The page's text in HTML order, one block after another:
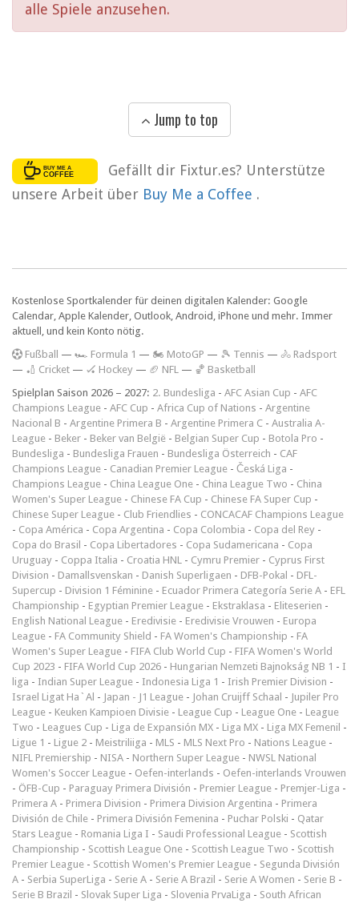
alle Spiele anzusehen.
Jump to top
Gefällt dir Fixtur.es? Unterstütze
unsere Arbeit über Buy Me a Coffee .
Kostenlose Sportkalender für deinen digitalen Kalender: Google
Calendar, Apple Kalender, Outlook, Android, iPhone und mehr. Immer
aktuell, und kein Konto nötig.
Fußball — 🏎️ Formula 1 — 🏍 MotoGP — 🎾 Tennis — 🚴 Radsport
— 🏏 Cricket — 🏑 Hockey — 🏈 NFL — 🏀 Basketball
Spielplan Saison 2026 – 2027: 2. Bundesliga - AFC Asian Cup - AFC
Champions League - AFC Cup - Africa Cup of Nations - Argentine
Nacional B - Argentine Primera B - Argentine Primera C - Australia A-
League - Beker - Beker van België - Belgian Super Cup - Botola Pro -
Bundesliga - Bundesliga Frauen - Bundesliga Österreich - CAF
Champions League - Canadian Premier League - Česká Liga -
Champions League - China League One - China League Two - China
Women's Super League - Chinese FA Cup - Chinese FA Super Cup -
Chinese Super League - Club Friendlies - CONCACAF Champions League
- Copa América - Copa Argentina - Copa Colombia - Copa del Rey -
Copa do Brasil - Copa Libertadores - Copa Sudamericana - Copa
Uruguay - Coppa Italia - Croatia HNL - Cymru Premier - Cyprus First
Division - Damallsvenskan - Danish Superligaen - DFB-Pokal - DFL-
Supercup - Division 1 Féminine - Ecuador Primera Categoría Serie A - EFL
Championship - Egyptian Premier League - Ekstraklasa - Eliteserien -
English National League - Eredivisie - Eredivisie Vrouwen - Europa
League - FA Community Shield - FA Women's Championship - FA
Women's Super League - FIFA Club World Cup - FIFA Women's World
Cup 2023 - FIFA World Cup 2026 - Hungarian Nemzeti Bajnokság NB 1 - I
liga - Indian Super League - Indonesia Liga 1 - Irish Premier Division -
Israel Ligat Ha`Al - Japan - J1 League - Johan Cruijff Schaal - Jupiler Pro
League - Keuken Kampioen Divisie - League Cup - League One - League
Two - Leagues Cup - Liga de Expansión MX - Liga MX - Liga MX Femenil -
Ligue 1 - Ligue 2 - Meistriliiga - MLS - MLS Next Pro - Nations League -
NIFL Premiership - NISA - Northern Super League - NWSL National
Women's Soccer League - Oefen-interlands - Oefen-interlands Vrouwen
- ÖFB-Cup - Paraguay Primera División - Premier League - Premjer-Liga -
Primera A - Primera Division - Primera Division Argentina - Primera
División de Chile - Primera División Femenina - Puchar Polski - Qatar
Stars League - Romania Liga I - Saudi Professional League - Scottish
Championship - Scottish League One - Scottish League Two - Scottish
Premier League - Scottish Women's Premier League - Segunda División
A - Serbia SuperLiga - Serie A - Serie A Brazil - Serie A Women - Serie B -
Serie B Brazil - Slovak Super Liga - Slovenia PrvaLiga - South African